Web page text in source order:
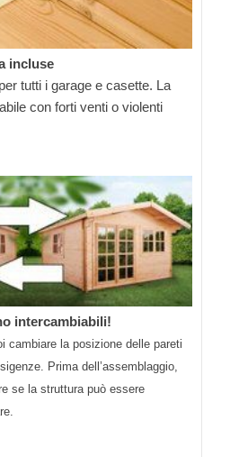
incluse
tutti i garage e casette. La
con forti venti o violenti
intercambiabili!
cambiare la posizione delle pareti
Prima dell’assemblaggio,
se la struttura può essere